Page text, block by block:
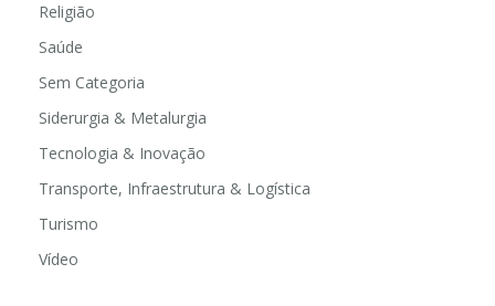
Religião
Saúde
Sem Categoria
Siderurgia & Metalurgia
Tecnologia & Inovação
Transporte, Infraestrutura & Logística
Turismo
Vídeo